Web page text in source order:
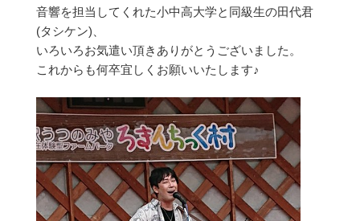
音響を担当してくれた小中高大学と同級生の田代君
(タシケン)、
いろいろお気遣い頂きありがとうございました。
これからも何卒宜しくお願いいたします♪